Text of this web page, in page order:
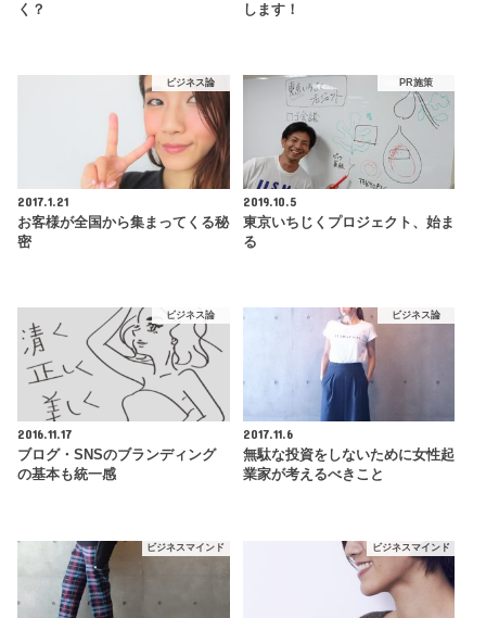
く？
します！
ビジネス論
2017.1.21
お客様が全国から集まってくる秘
密
PR施策
2019.10.5
東京いちじくプロジェクト、始ま
る
ビジネス論
2016.11.17
ブログ・SNSのブランディング
の基本も統一感
ビジネス論
2017.11.6
無駄な投資をしないために女性起
業家が考えるべきこと
ビジネスマインド ビジネスマインド